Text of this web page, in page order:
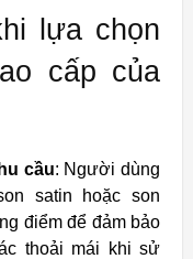
lựa chọn
cấp của
cầu: Người dùng
satin hoặc son
điểm để đảm bảo
thoải mái khi sử